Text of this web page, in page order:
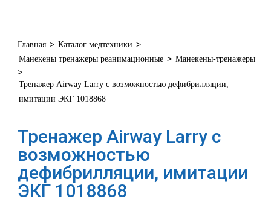
Главная > Каталог медтехники >
Манекены тренажеры реанимационные > Манекены-тренажеры
>
Тренажер Airway Larry с возможностью дефибрилляции,
имитации ЭКГ 1018868
Тренажер Airway Larry с
возможностью
дефибрилляции, имитации
ЭКГ 1018868